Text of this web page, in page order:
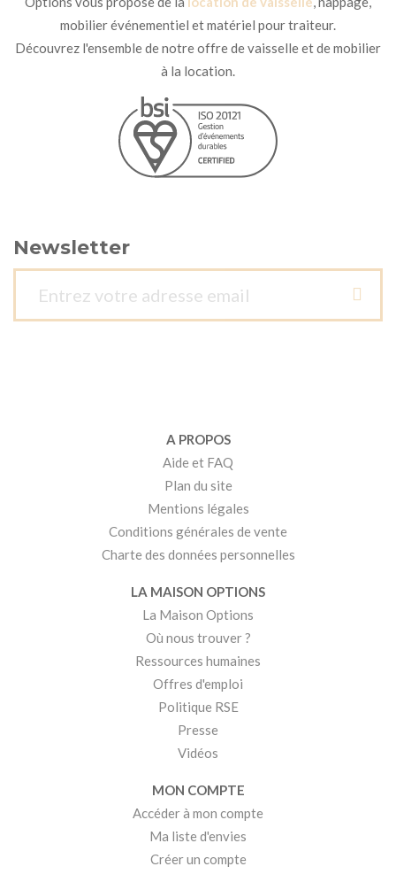
mobilier événementiel et matériel pour traiteur.
Découvrez l'ensemble de notre offre de vaisselle et de mobilier
à la location.
Newsletter
A PROPOS
Aide et FAQ
Plan du site
Mentions légales
Conditions générales de vente
Charte des données personnelles
LA MAISON OPTIONS
La Maison Options
Où nous trouver ?
Ressources humaines
Offres d'emploi
Politique RSE
Presse
Vidéos
MON COMPTE
Accéder à mon compte
Ma liste d'envies
Créer un compte